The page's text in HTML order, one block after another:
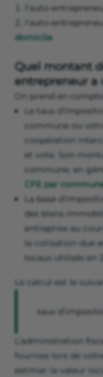
l'auto-
l'auto-
domicile.
Quel montant
entrepreneur a
On prend en
Le taux
commune ou
coopération
et vote. Son
commune, en
CFE par
La base
des biens
entreprise au
la cotisation due
locaux utilisés en
Le calcul est le
taux
L’administration
fournies lors de
estimer la valeur